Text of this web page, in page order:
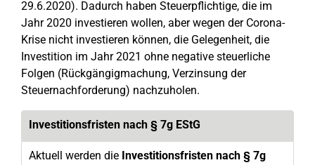
29.6.2020). Dadurch haben Steuerpflichtige, die im
Jahr 2020 investieren wollen, aber wegen der Corona-
Krise nicht investieren können, die Gelegenheit, die
Investition im Jahr 2021 ohne negative steuerliche
Folgen (Rückgängigmachung, Verzinsung der
Steuernachforderung) nachzuholen.
Investitionsfristen nach § 7g EStG
Aktuell werden die Investitionsfristen nach § 7g